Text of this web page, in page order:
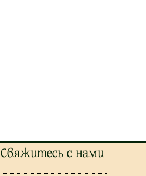
Свяжитесь с нами